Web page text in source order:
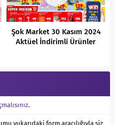
Şok Market 30 Kasım 2024
Aktüel İndirimli Ürünler
.
yukarıdaki form aracılığıyla siz